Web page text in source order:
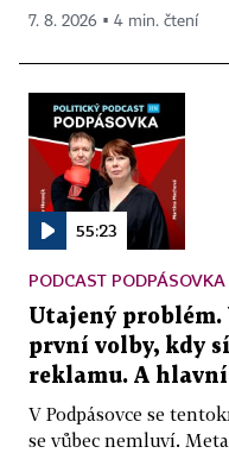
7. 8. 2026 ▪ 4 min. čtení
55:23
PODCAST PODPÁSOVKA
Utajený problém.
první volby, kdy
reklamu. A
V Podpásovce se
se vůbec nemluví.